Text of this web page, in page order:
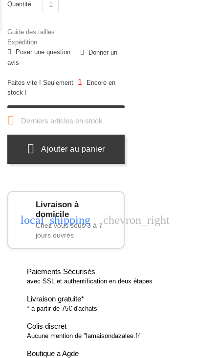
Quantité :
Guide des tailles
Expédition
Poser une question
Donner un
avis
Faites vite ! Seulement 1
Encore en
stock !
 Derniers articles en stock
Ajouter au panier
local_shipping
Livraison à
domicile
Chez vous sous 3 à 7
jours ouvrés
chevron_right
Paiements Sécurisés
avec SSL et authentification en deux étapes
Livraison gratuite*
* a partir de 75€ d'achats
Colis discret
Aucune mention de "lamaisondazalee.fr"
Boutique a Agde